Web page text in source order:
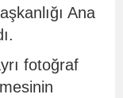
Ana
fotoğraf